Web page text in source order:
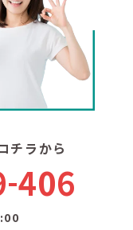
チラから
406